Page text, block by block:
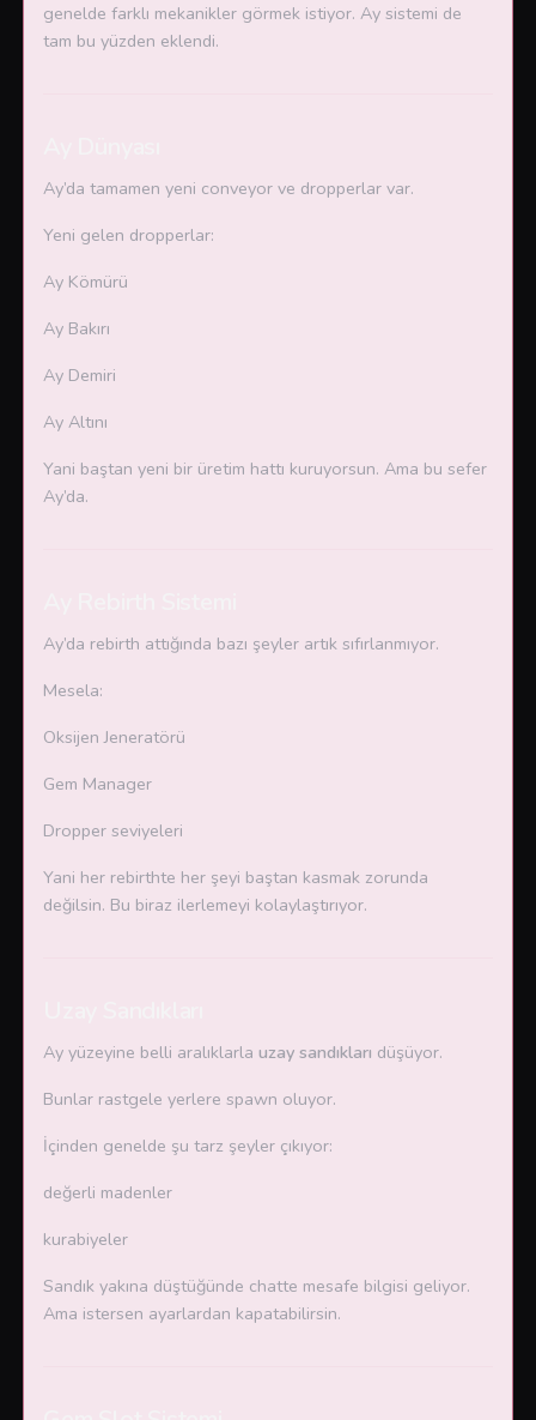
genelde farklı mekanikler görmek istiyor. Ay sistemi de
tam bu yüzden eklendi.
Ay’da tamamen yeni conveyor ve dropperlar var.
Yeni gelen dropperlar:
Ay Kömürü
Ay Bakırı
Ay Demiri
Ay Altını
Yani baştan yeni bir üretim hattı kuruyorsun. Ama bu sefer
Ay’da.
Ay’da rebirth attığında bazı şeyler artık sıfırlanmıyor.
Mesela:
Oksijen Jeneratörü
Gem Manager
Dropper seviyeleri
Yani her rebirthte her şeyi baştan kasmak zorunda
değilsin. Bu biraz ilerlemeyi kolaylaştırıyor.
Ay yüzeyine belli aralıklarla uzay sandıkları düşüyor.
Bunlar rastgele yerlere spawn oluyor.
İçinden genelde şu tarz şeyler çıkıyor:
değerli madenler
kurabiyeler
Sandık yakına düştüğünde chatte mesafe bilgisi geliyor.
Ama istersen ayarlardan kapatabilirsin.